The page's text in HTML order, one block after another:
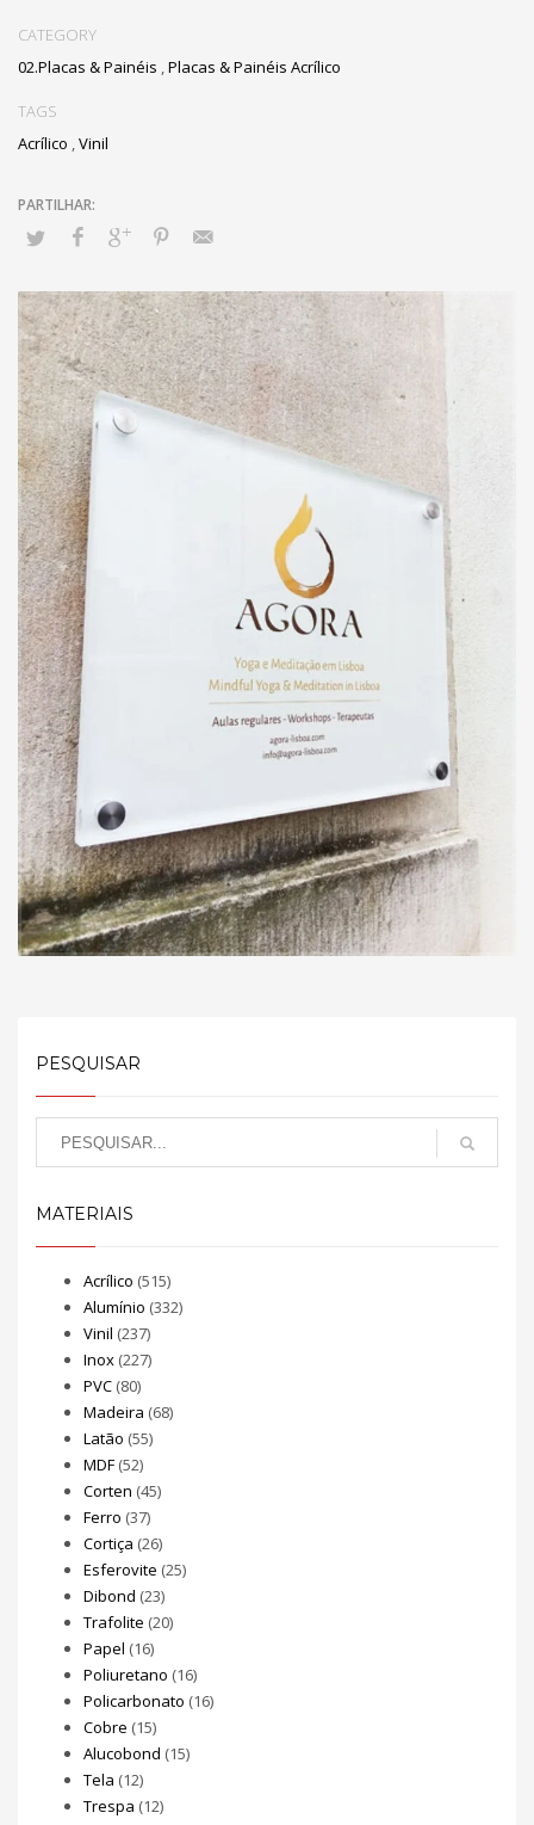
CATEGORY
02.Placas & Painéis ,Placas & Painéis Acrílico
TAGS
Acrílico ,Vinil
PESQUISAR
MATERIAIS
Acrílico (515)
Alumínio (332)
Vinil (237)
Inox (227)
PVC (80)
Madeira (68)
Latão (55)
MDF (52)
Corten (45)
Ferro (37)
Cortiça (26)
Esferovite (25)
Dibond (23)
Trafolite (20)
Papel (16)
Poliuretano (16)
Policarbonato (16)
Cobre (15)
Alucobond (15)
Tela (12)
Trespa (12)